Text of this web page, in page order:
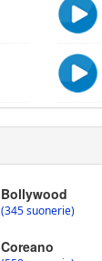
Bollywood
(345 suonerie)
Coreano